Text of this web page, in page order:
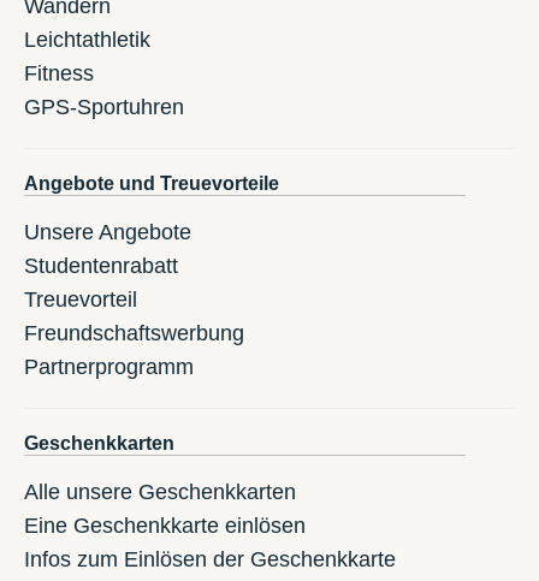
Wandern
Leichtathletik
Fitness
GPS-Sportuhren
Angebote und Treuevorteile
Unsere Angebote
Studentenrabatt
Treuevorteil
Freundschaftswerbung
Partnerprogramm
Geschenkkarten
Alle unsere Geschenkkarten
Eine Geschenkkarte einlösen
Infos zum Einlösen der Geschenkkarte